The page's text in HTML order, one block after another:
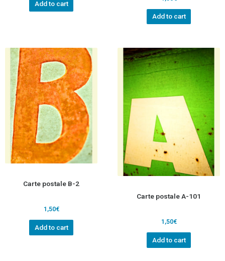
Add to cart
Add to cart
Carte postale B-2
1,50€
Add to cart
Carte postale A-101
1,50€
Add to cart